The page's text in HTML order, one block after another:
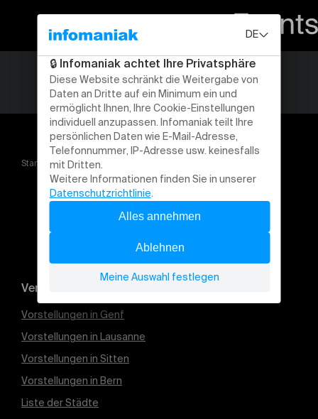
Startseite JOHNNY GALLAGHER & Capital Elétrico
Veranstaltung suchen
Vorstellungen in Genf
Vorstellungen in Lausanne
Vorstellungen in Sitten
Vorstellungen in Bern
Liste der Städte